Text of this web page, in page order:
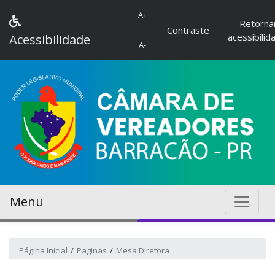
Acessibilidade
A+
A-
Contraste
Menu
Página Inicial Paginas Mesa Diretora